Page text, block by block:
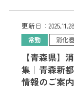
更新日： 2025.11.28
常勤 消化
【青森県】
集｜青森新
情報のご案内